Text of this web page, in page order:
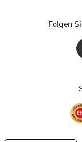
Folgen